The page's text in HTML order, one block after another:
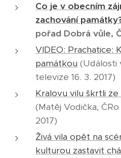
Co je v obecním
zachování
pořad Dobrá vůle,
VIDEO: Prachatice:
památkou (Události
televize 16. 3. 2017)
Kralovu vilu škrtli
(Matěj Vodička,
2017)
Živá vila opět na
kulturou zastavit